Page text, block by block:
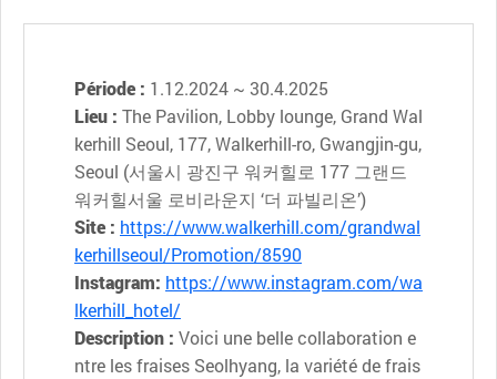
Période : 1.12.2024 ~ 30.4.2025
Lieu : The Pavilion, Lobby lounge, Grand Wal
kerhill Seoul, 177, Walkerhill-ro, Gwangjin-gu,
Seoul (서울시 광진구 워커힐로 177 그랜드
워커힐서울 로비라운지 ‘더 파빌리온’)
Site : https://www.walkerhill.com/grandwal
kerhillseoul/Promotion/8590
Instagram: https://www.instagram.com/wa
lkerhill_hotel/
Description : Voici une belle collaboration e
ntre les fraises Seolhyang, la variété de frais